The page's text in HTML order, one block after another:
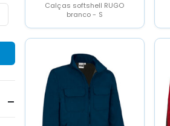
Calças softshell RUGO
branco - S